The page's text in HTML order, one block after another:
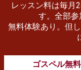
レッスン料は毎月
す。全部参
無料体験あり。但
ゴスペル無